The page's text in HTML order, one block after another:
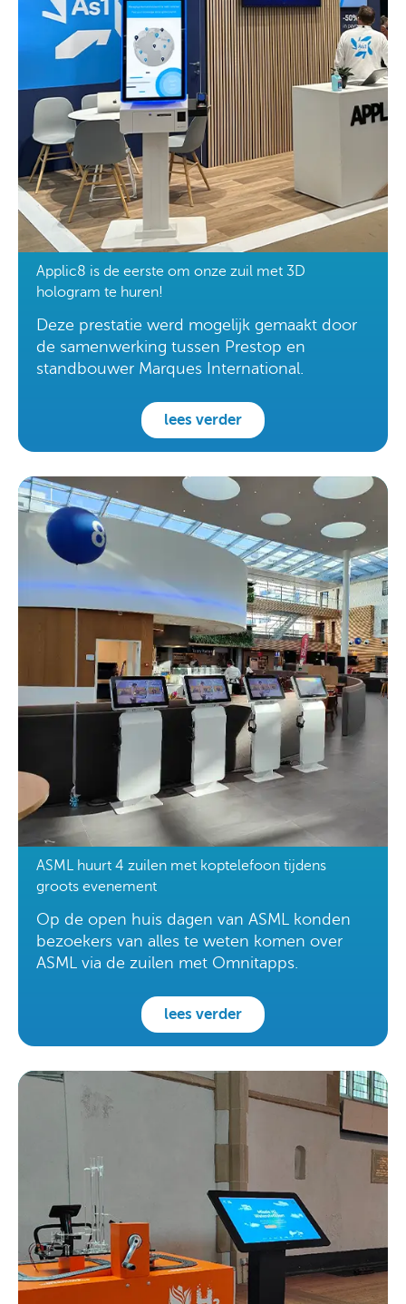
Applic8 is de eerste om onze zuil met 3D
hologram te huren!
Deze prestatie werd mogelijk gemaakt door
de samenwerking tussen Prestop en
standbouwer Marques International.
lees verder
ASML huurt 4 zuilen met koptelefoon tijdens
groots evenement
Op de open huis dagen van ASML konden
bezoekers van alles te weten komen over
ASML via de zuilen met Omnitapps.
lees verder